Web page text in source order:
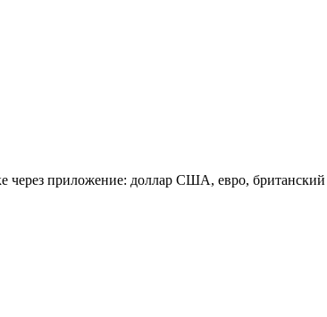
через приложение: доллар США, евро,